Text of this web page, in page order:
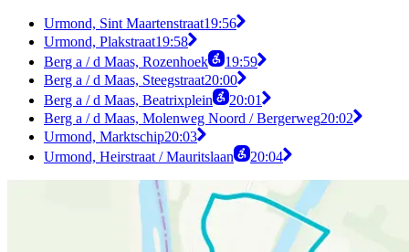
Urmond, Sint Maartenstraat19:56
Urmond, Plakstraat19:58
Berg a / d Maas, Rozenhoek
19:59
Berg a / d Maas, Steegstraat20:00
Berg a / d Maas, Beatrixplein
20:01
Berg a / d Maas, Molenweg Noord / Bergerweg20:02
Urmond, Marktschip20:03
Urmond, Heirstraat / Mauritslaan
20:04